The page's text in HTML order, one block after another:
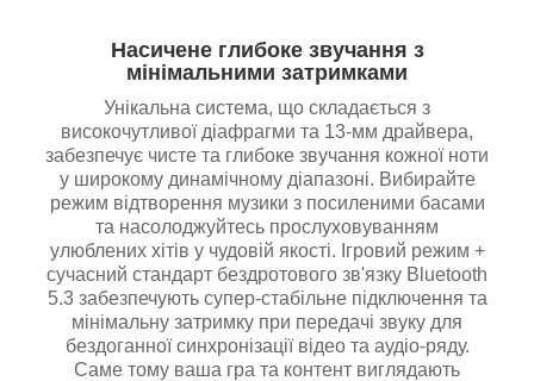
Насичене глибоке звучання з
мінімальними затримками
Унікальна система, що складається з
високочутливої діафрагми та 13-мм драйвера,
забезпечує чисте та глибоке звучання кожної ноти
у широкому динамічному діапазоні. Вибирайте
режим відтворення музики з посиленими басами
та насолоджуйтесь прослуховуванням
улюблених хітів у чудовій якості. Ігровий режим +
сучасний стандарт бездротового зв'язку Bluetooth
5.3 забезпечують супер-стабільне підключення та
мінімальну затримку при передачі звуку для
бездоганної синхронізації відео та аудіо-ряду.
Саме тому ваша гра та контент виглядають